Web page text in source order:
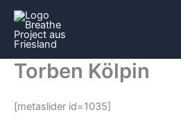
Zum
Inhalt
springen
Torben Kölpin
[metaslider id=1035]